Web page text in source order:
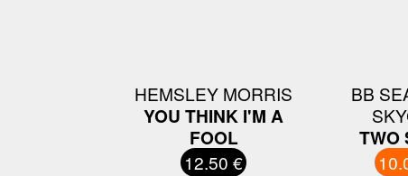
HEMSLEY MORRIS
YOU THINK I'M A
FOOL
12.50 €
BB
TWO